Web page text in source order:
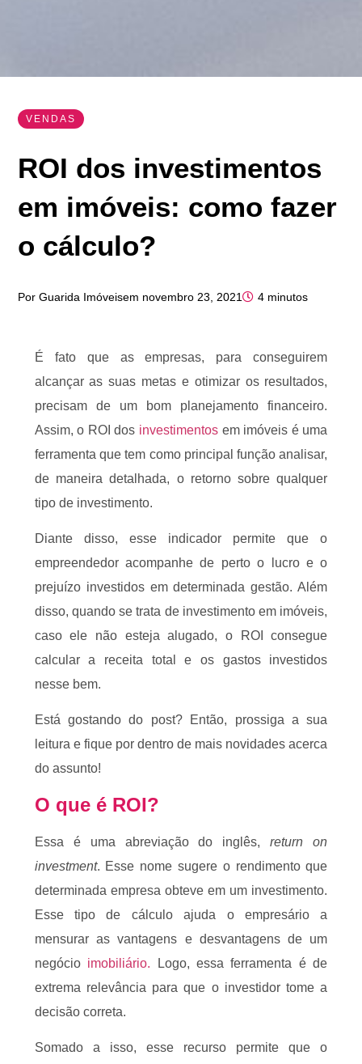
VENDAS
ROI dos investimentos
em imóveis: como fazer
o cálculo?
Por Guarida Imóveisem novembro 23, 2021 4 minutos
É fato que as empresas, para conseguirem
alcançar as suas metas e otimizar os resultados,
precisam de um bom planejamento financeiro.
Assim, o ROI dos investimentos em imóveis é uma
ferramenta que tem como principal função analisar,
de maneira detalhada, o retorno sobre qualquer
tipo de investimento.
Diante disso, esse indicador permite que o
empreendedor acompanhe de perto o lucro e o
prejuízo investidos em determinada gestão. Além
disso, quando se trata de investimento em imóveis,
caso ele não esteja alugado, o ROI consegue
calcular a receita total e os gastos investidos
nesse bem.
Está gostando do post? Então, prossiga a sua
leitura e fique por dentro de mais novidades acerca
do assunto!
O que é ROI?
Essa é uma abreviação do inglês,return on
investment. Esse nome sugere o rendimento que
determinada empresa obteve em um investimento.
Esse tipo de cálculo ajuda o empresário a
mensurar as vantagens e desvantagens de um
negócioimobiliário. Logo, essa ferramenta é de
extrema relevância para que o investidor tome a
decisão correta.
Somado a isso, esse recurso permite que o